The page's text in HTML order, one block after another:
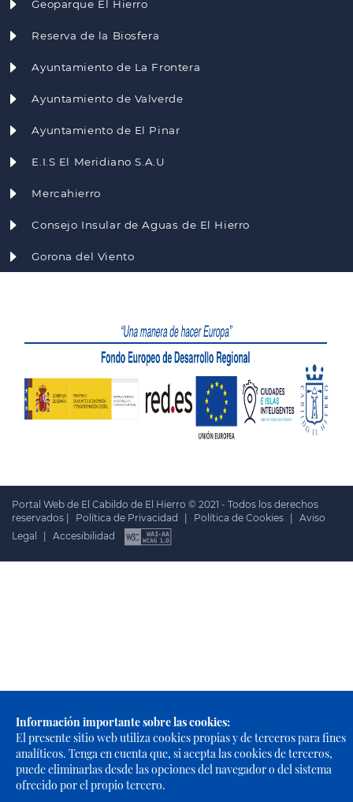
Información importante sobre las cookies:
El presente sitio web utiliza cookies propias y de terceros para fines
analíticos. Tenga en cuenta que, si acepta las cookies de terceros,
puede eliminarlas desde las opciones del navegador o del sistema
ofrecido por el propio tercero.
Geoparque El Hierro
Reserva de la Biosfera
Ayuntamiento de La Frontera
Ayuntamiento de Valverde
Ayuntamiento de El Pinar
E.I.S El Meridiano S.A.U
Mercahierro
Consejo Insular de Aguas de El Hierro
Gorona del Viento
Portal Web de El Cabildo de El Hierro © 2021 - Todos los derechos
reservados |
Política de Privacidad Política de Cookies
Aviso
Legal
Accesibilidad